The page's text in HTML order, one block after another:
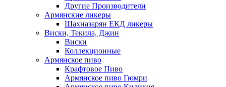
Другие Производители
Армянские ликеры
Шахназарян ЕКД ликеры
Виски, Текила, Джин
Виски
Коллекционные
Армянское пиво
Крафтовое Пиво
Армянское пиво Гюмри